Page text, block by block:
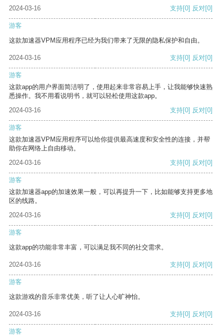
2024-03-16 支持[0] 反对[0]
游客
这款加速器VPM应用程序已经为我们带来了无限的隐私保护和自由。
2024-03-16 支持[0] 反对[0]
游客
这款app的用户界面简洁明了，使用起来非常容易上手，让我能够快速熟
悉操作。我不用看说明书，就可以轻松使用这款app。
2024-03-16
支持[0] 反对[0]
游客
这款加速器VPM应用程序可以给你提供最高速度和安全性的连接，并帮
助你在网络上自由移动。
2024-03-16
支持[0] 反对[0]
游客
这款加速器app的加速效果一般，可以再提升一下，比如能够支持更多地
区的线路。
2024-03-16
支持[0] 反对[0]
游客
这款app的功能非常丰富，可以满足我不同的社交需求。
2024-03-16 支持[0] 反对[0]
游客
这款游戏的音乐非常优美，听了让人心旷神怡。
2024-03-16 支持[0] 反对[0]
游客